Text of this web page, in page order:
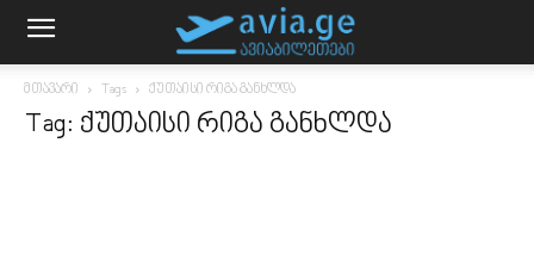
მთავარი Tags ქუთაისი რიგა განხლდა
Tag: ქუთაისი რიგა განხლდა